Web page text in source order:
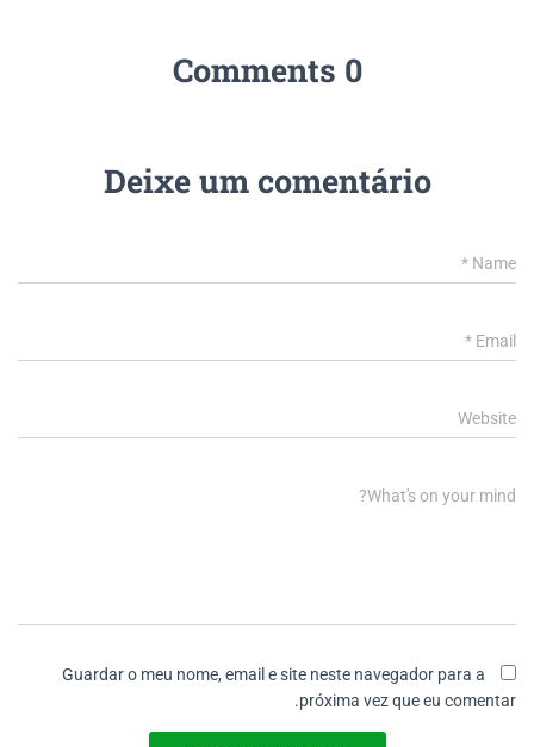
0 Comments
Deixe um comentário
Name
*
Email
*
Website
What's on your mind?
Guardar o meu nome, email e site neste navegador para a
próxima vez que eu comentar.